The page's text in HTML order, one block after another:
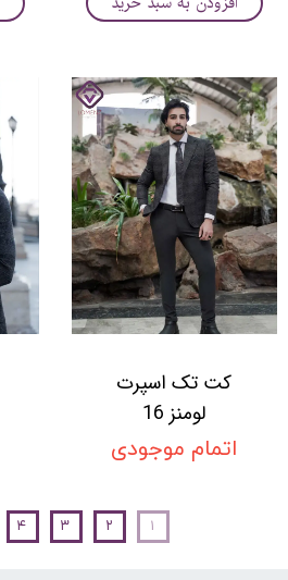
کت تک اسپرت
لومنز 16
اتمام موجودی
۱ ۲ ۳ ۴